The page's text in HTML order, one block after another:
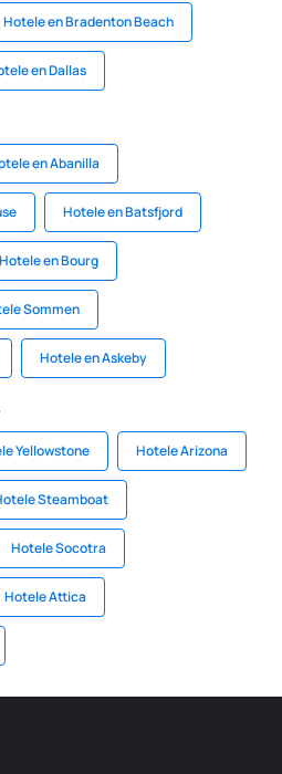
Hotele en Bradenton Beach
en Dallas
en Abanilla
Hotele en Batsfjord
Hotele en Bourg
Sommen
Hotele en Askeby
Yellowstone Hotele Arizona
Steamboat
Hotele Socotra
Hotele Attica